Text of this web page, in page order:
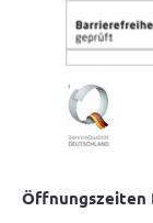
Öffnungszeiten